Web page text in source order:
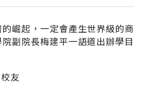
的崛起，一定會產生世界級的商
副院長梅建平一語道出辦學目
友